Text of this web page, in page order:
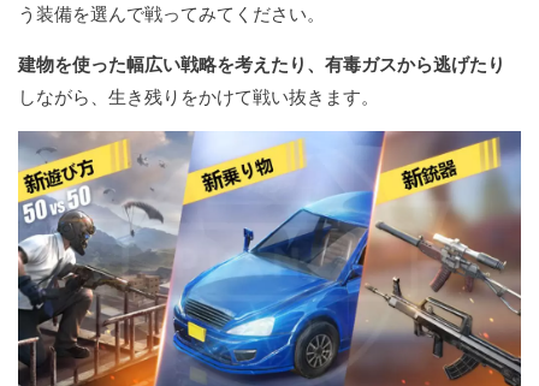
う装備を選んで戦ってみてください。
建物を使った幅広い戦略を考えたり、有毒ガスから逃げたり
しながら、生き残りをかけて戦い抜きます。